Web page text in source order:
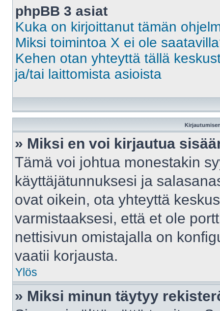
phpBB 3 asiat
Kuka on kirjoittanut tämän
Miksi toimintoa X ei ole
Kehen otan yhteyttä tällä
ja/tai laittomista asioista
» Miksi en voi kirjautua
Tämä voi johtua monestakin
käyttäjätunnuksesi ja
ovat oikein, ota yhteyttä
varmistaaksesi, että et ole
nettisivun omistajalla on
vaatii korjausta.
Ylös
» Miksi minun täytyy